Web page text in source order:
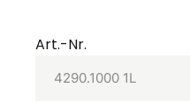
Art.-Nr.